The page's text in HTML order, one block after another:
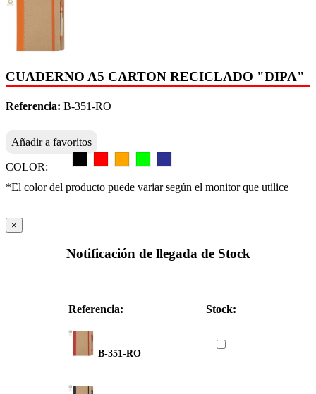
CUADERNO A5 CARTON RECICLADO "DIPA"
Referencia: B-351-RO
Añadir a favoritos
COLOR:
*El color del producto puede variar según el monitor que utilice
×
Notificación de llegada de Stock
Referencia: Stock:
B-351-RO